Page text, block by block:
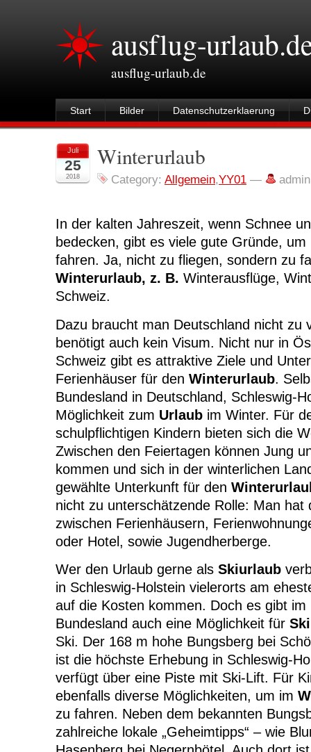
ausflug-
ausflug-urlaub.de
Start Bilder Datenschutzerklaerung
Juli
25
2018
Winterurlaub
Category: Allgemein,YY01 —
In der kalten Jahreszeit, wenn Schnee
bedecken, gibt es viele gute Gründe,
fahren. Ja, nicht zu fliegen, sondern zu
Winterurlaub, z. B. Winterausflüge,
Schweiz.
Dazu braucht man Deutschland nicht zu
benötigt auch kein Visum. Nicht nur in
Schweiz gibt es attraktive Ziele und
Ferienhäuser für den Winterurlaub.
Bundesland in Deutschland, Schleswig-
Möglichkeit zum Urlaub im Winter. Für
schulpflichtigen Kindern bieten sich die
Zwischen den Feiertagen können Jung
kommen und sich in der winterlichen
gewählte Unterkunft für den
nicht zu unterschätzende Rolle: Man hat
zwischen Ferienhäusern,
oder Hotel, sowie Jugendherberge.
Wer den Urlaub gerne als Skiurlaub
in Schleswig-Holstein vielerorts am
auf die Kosten kommen. Doch es gibt im
Bundesland auch eine Möglichkeit für
Ski. Der 168 m hohe Bungsberg bei
ist die höchste Erhebung in Schleswig-
verfügt über eine Piste mit Ski-Lift. Für
ebenfalls diverse Möglichkeiten, um im
zu fahren. Neben dem bekannten
zahlreiche lokale „Geheimtipps“ – wie